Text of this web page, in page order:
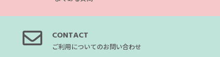
CONTACT
ご利用についてのお問い合わせ